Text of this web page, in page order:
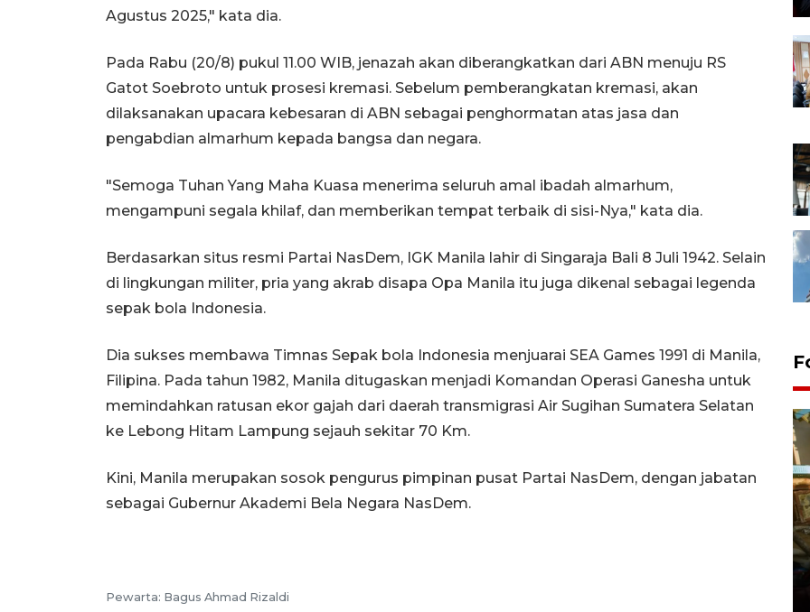
Agustus 2025," kata dia.
Pada Rabu (20/8) pukul 11.00 WIB, jenazah akan diberangkatkan dari ABN menuju RS
Gatot Soebroto untuk prosesi kremasi. Sebelum pemberangkatan kremasi, akan
dilaksanakan upacara kebesaran di ABN sebagai penghormatan atas jasa dan
pengabdian almarhum kepada bangsa dan negara.
"Semoga Tuhan Yang Maha Kuasa menerima seluruh amal ibadah almarhum,
mengampuni segala khilaf, dan memberikan tempat terbaik di sisi-Nya," kata dia.
Berdasarkan situs resmi Partai NasDem, IGK Manila lahir di Singaraja Bali 8 Juli 1942. Selain
di lingkungan militer, pria yang akrab disapa Opa Manila itu juga dikenal sebagai legenda
sepak bola Indonesia.
Dia sukses membawa Timnas Sepak bola Indonesia menjuarai SEA Games 1991 di Manila,
Filipina. Pada tahun 1982, Manila ditugaskan menjadi Komandan Operasi Ganesha untuk
memindahkan ratusan ekor gajah dari daerah transmigrasi Air Sugihan Sumatera Selatan
ke Lebong Hitam Lampung sejauh sekitar 70 Km.
Kini, Manila merupakan sosok pengurus pimpinan pusat Partai NasDem, dengan jabatan
sebagai Gubernur Akademi Bela Negara NasDem.
Pewarta: Bagus Ahmad Rizaldi